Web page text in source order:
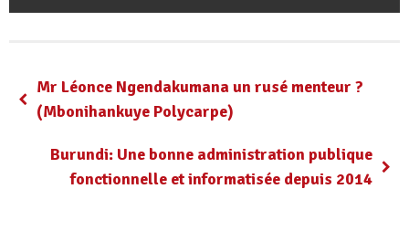
Mr Léonce Ngendakumana un rusé menteur ?
(Mbonihankuye Polycarpe)
Burundi: Une bonne administration publique
fonctionnelle et informatisée depuis 2014